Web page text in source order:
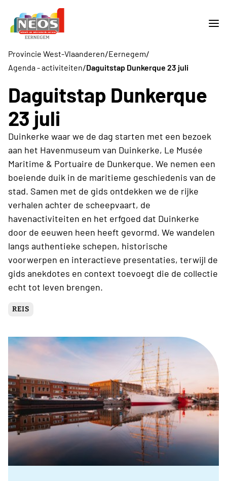
Provincie West-Vlaanderen/Eernegem/
Agenda - activiteiten/Daguitstap Dunkerque 23 juli
Daguitstap Dunkerque
23 juli
Duinkerke waar we de dag starten met een bezoek
aan het Havenmuseum van Duinkerke, Le Musée
Maritime & Portuaire de Dunkerque. We nemen een
boeiende duik in de maritieme geschiedenis van de
stad. Samen met de gids ontdekken we de rijke
verhalen achter de scheepvaart, de
havenactiviteiten en het erfgoed dat Duinkerke
door de eeuwen heen heeft gevormd. We wandelen
langs authentieke schepen, historische
voorwerpen en interactieve presentaties, terwijl de
gids anekdotes en context toevoegt die de collectie
echt tot leven brengen.
REIS